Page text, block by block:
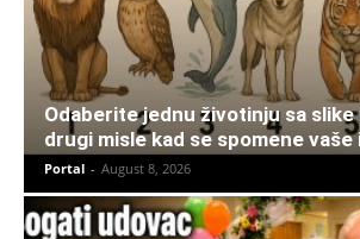
Odaberite jednu životinju sa
drugi misle kad se spomene vaše
Portal - August 8, 2026